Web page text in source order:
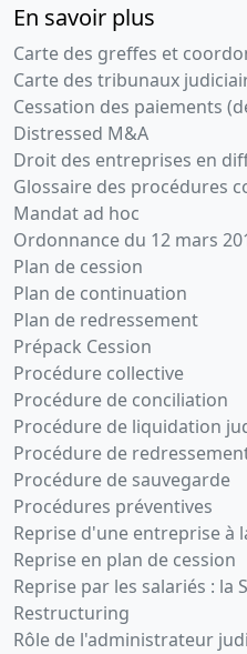
En savoir plus
Carte des greffes et
Carte des tribunaux
Cessation des paiements
Distressed M&A
Droit des entreprises en
Glossaire des procédures
Mandat ad hoc
Ordonnance du 12 mars
Plan de cession
Plan de continuation
Plan de redressement
Prépack Cession
Procédure collective
Procédure de conciliation
Procédure de liquidation
Procédure de
Procédure de sauvegarde
Procédures préventives
Reprise d'une entreprise à
Reprise en plan de cession
Reprise par les salariés : la
Restructuring
Rôle de l'administrateur